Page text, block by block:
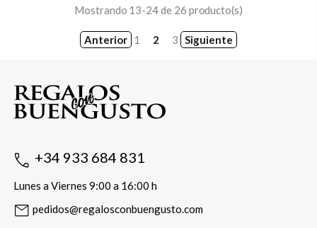
Mostrando 13-24 de 26 producto(s)
Anterior 1 2 3 Siguiente
+34 933 684 831
Lunes a Viernes 9:00 a 16:00 h
pedidos@regalosconbuengusto.com